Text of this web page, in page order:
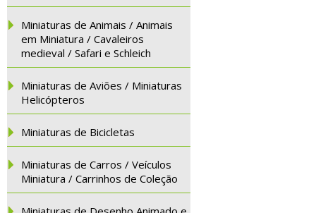
Miniaturas de Animais / Animais
em Miniatura / Cavaleiros
medieval / Safari e Schleich
Miniaturas de Aviões / Miniaturas
Helicópteros
Miniaturas de Bicicletas
Miniaturas de Carros / Veículos
Miniatura / Carrinhos de Coleção